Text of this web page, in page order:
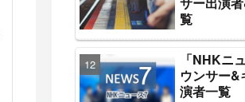
覧
「NHKニ
ウンサー&
演者一覧